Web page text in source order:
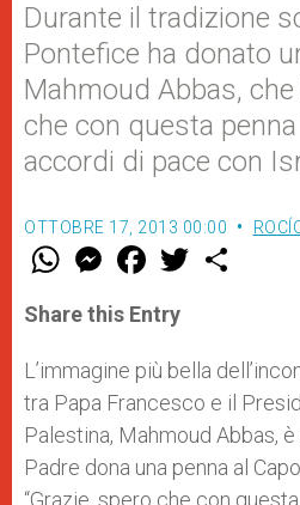
Durante il tradizione
Pontefice ha donato
Mahmoud Abbas, che
che con questa
accordi di pace con
OTTOBRE 17, 2013 00:00
W
t
s
p
p
M
e
s
e
g
e
r
F
a
e
b
o
k
w
r
Share this Entry
L’immagine più bella
tra Papa Francesco e il
Palestina, Mahmoud Abbas,
Padre dona una penna al
“Grazie, spero che con